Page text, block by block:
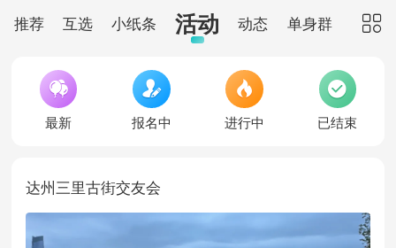
推荐 互选 小纸条 活动 动态 单身群 红娘


最新

报名中

进行中

已结束
达州三里古街交友会